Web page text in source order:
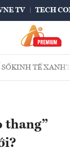
TV TECH
KINH TẾ XANH
thang”